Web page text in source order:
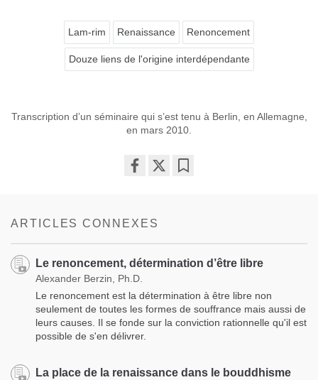
Lam-rim Renaissance Renoncement
Douze liens de l'origine interdépendante
Transcription d’un séminaire qui s’est tenu à Berlin, en Allemagne,
en mars 2010.
ARTICLES CONNEXES
Le renoncement, détermination d’être libre
Alexander Berzin, Ph.D.
Le renoncement est la détermination à être libre non
seulement de toutes les formes de souffrance mais aussi de
leurs causes. Il se fonde sur la conviction rationnelle qu'il est
possible de s'en délivrer.
La place de la renaissance dans le bouddhisme